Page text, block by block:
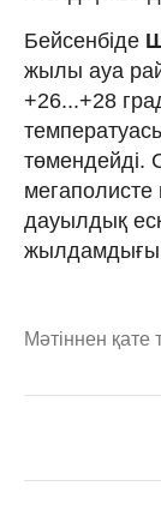
Бейсенбіде
жылы ауа
+26...+28
төмендейді.
дауылдық
жылдамдығы
Мәтіннен қате